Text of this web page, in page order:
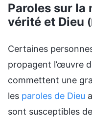
Paroles sur la
vérité et Dieu
Certaines
propagent l’œuvre
commettent une
les paroles de Dieu
sont susceptibles